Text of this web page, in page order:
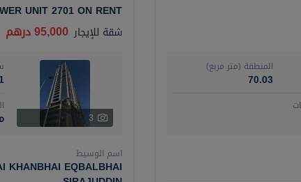
المنطقة (متر مربع)
70.03
UNIT 2701 ON RENT
شقة للإيجار 95,000 درهم
3
1
اسم الوسيط
KHANBHAI EQBALBHAI